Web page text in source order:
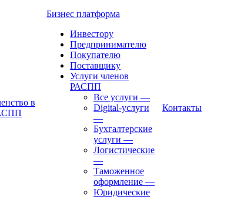
в
Бизнес платформа
Инвестору
Предпринимателю
Покупателю
Поставщику
Услуги членов
РАСПП
Все услуги —
Digital-услуги
—
Бухгалтерские
услуги —
Логистические
—
Таможенное
оформление —
Юридические
Контакты